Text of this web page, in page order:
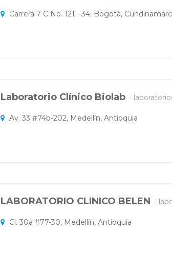
Carrera 7 C No. 121 - 34, Bogotá,
Laboratorio Clínico Biolab
Av. 33 #74b-202, Medellín, Antioquia
LABORATORIO CLINICO BELEN
Cl. 30a #77-30, Medellín, Antioquia